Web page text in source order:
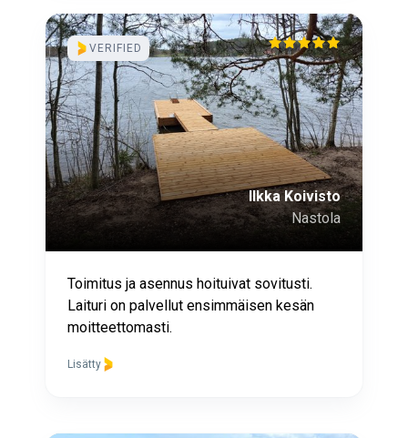
VERIFIED
Ilkka Koivisto
Nastola
Toimitus ja asennus hoituivat sovitusti.
Laituri on palvellut ensimmäisen kesän
moitteettomasti.
Lisätty